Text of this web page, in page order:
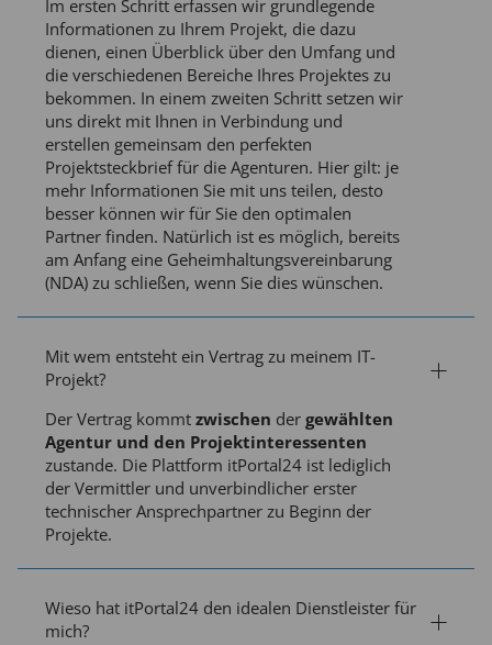
Im ersten Schritt erfassen wir grundlegende
Informationen zu Ihrem Projekt, die dazu
dienen, einen Überblick über den Umfang und
die verschiedenen Bereiche Ihres Projektes zu
bekommen. In einem zweiten Schritt setzen wir
uns direkt mit Ihnen in Verbindung und
erstellen gemeinsam den perfekten
Projektsteckbrief für die Agenturen. Hier gilt: je
mehr Informationen Sie mit uns teilen, desto
besser können wir für Sie den optimalen
Partner finden. Natürlich ist es möglich, bereits
am Anfang eine Geheimhaltungsvereinbarung
(NDA) zu schließen, wenn Sie dies wünschen.
Mit wem entsteht ein Vertrag zu meinem IT-
Projekt?
Der Vertrag kommt zwischen der gewählten
Agentur und den Projektinteressenten
zustande. Die Plattform itPortal24 ist lediglich
der Vermittler und unverbindlicher erster
technischer Ansprechpartner zu Beginn der
Projekte.
Wieso hat itPortal24 den idealen Dienstleister für
mich?